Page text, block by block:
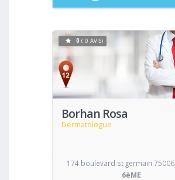
Borhan Rosa
Dermatologue
0 ( 0 AVIS)
174 boulevard st germain 75006
6èME